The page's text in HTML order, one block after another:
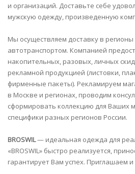
и организаций. Доставьте себе
мужскую одежду, произведенную
Мы осуществляем доставку в
автотранспортом. Компанией
накопительных, разовых, личных
рекламной продукцией (листовки,
фирменные пакеты). Рекламируем
в Москве и регионах, проводим
сформировать коллекцию для Ваших
специфики разных регионов России.
BROSWIL— идеальная одежда для
«BROSWIL» быстро реализуется,
гарантирует Вам успех. Приглашаем и